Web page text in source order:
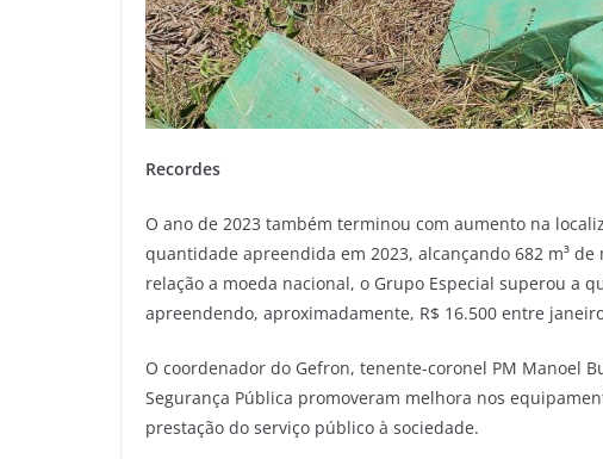
Recordes
O ano de 2023 também terminou com aumento na
quantidade apreendida em 2023, alcançando 682 m³
relação a moeda nacional, o Grupo Especial superou a
apreendendo, aproximadamente, R$ 16.500 entre
O coordenador do Gefron, tenente-coronel PM Manoel
Segurança Pública promoveram melhora nos
prestação do serviço público à sociedade.